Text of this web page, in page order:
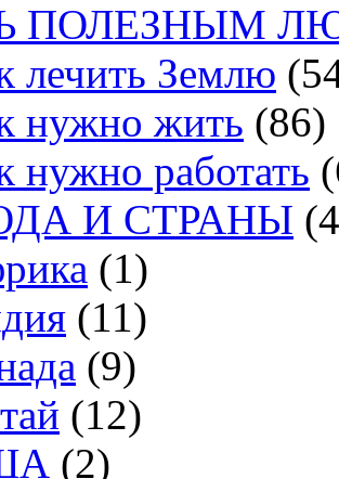
ПОЛЕЗНЫМ
лечить Землю
нужно жить (86)
нужно работать
И СТРАНЫ
(1)
(11)
(9)
(12)
(2)